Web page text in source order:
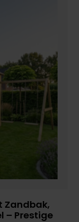
Zandbak,
– Prestige